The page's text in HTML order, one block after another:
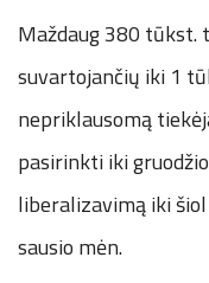
Maždaug 380 tūkst.
suvartojančių iki 1
nepriklausomą
pasirinkti iki
liberalizavimą iki
sausio mėn.